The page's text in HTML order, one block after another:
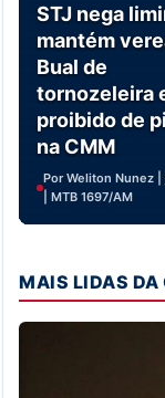
STJ nega
mantém
Bual de
tornozeleira
proibido de
na CMM
Por Weliton Nunez
| MTB 1697/AM
MAIS LIDAS DA